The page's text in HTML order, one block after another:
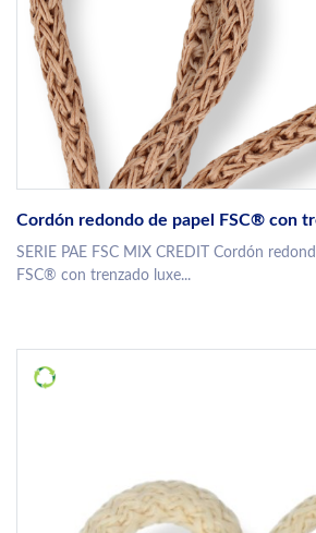
Cordón redondo de papel FSC® con
SERIE PAE FSC MIX CREDIT Cordón
FSC® con trenzado luxe...